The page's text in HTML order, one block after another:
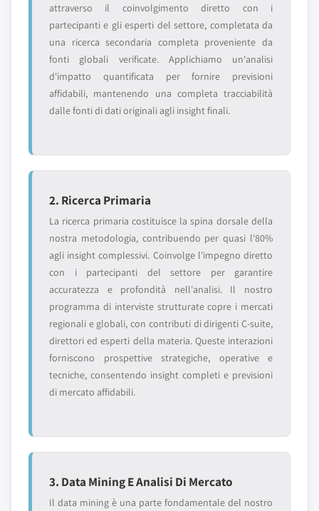
attraverso il coinvolgimento diretto con i
partecipanti e gli esperti del settore, completata da
una ricerca secondaria completa proveniente da
fonti globali verificate. Applichiamo un'analisi
d'impatto quantificata per fornire previsioni
affidabili, mantenendo una completa tracciabilità
dalle fonti di dati originali agli insight finali.
2. Ricerca Primaria
La ricerca primaria costituisce la spina dorsale della
nostra metodologia, contribuendo per quasi l'80%
agli insight complessivi. Coinvolge l'impegno diretto
con i partecipanti del settore per garantire
accuratezza e profondità nell'analisi. Il nostro
programma di interviste strutturate copre i mercati
regionali e globali, con contributi di dirigenti C-suite,
direttori ed esperti della materia. Queste interazioni
forniscono prospettive strategiche, operative e
tecniche, consentendo insight completi e previsioni
di mercato affidabili.
3. Data Mining E Analisi Di Mercato
Il data mining è una parte fondamentale del nostro